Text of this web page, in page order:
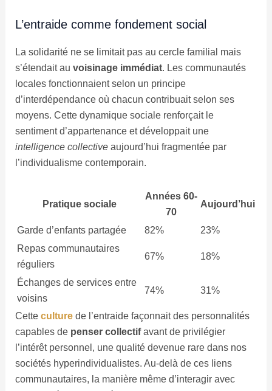
L’entraide comme fondement social
La solidarité ne se limitait pas au cercle familial mais
s’étendait au voisinage immédiat. Les communautés
locales fonctionnaient selon un principe
d’interdépendance où chacun contribuait selon ses
moyens. Cette dynamique sociale renforçait le
sentiment d’appartenance et développait une
intelligence collectiveaujourd’hui fragmentée par
l’individualisme contemporain.
Pratique sociale
Années 60-
70
Aujourd’hui
Garde d’enfants partagée 82%
23%
Repas communautaires
réguliers
67% 18%
Échanges de services entre
voisins
74% 31%
Cette culturede l’entraide façonnait des personnalités
capables de penser collectifavant de privilégier
l’intérêt personnel, une qualité devenue rare dans nos
sociétés hyperindividualistes. Au-delà de ces liens
communautaires, la manière même d’interagir avec